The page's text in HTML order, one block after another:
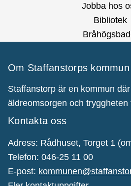
Jobba hos
Bibliotek
Om Staffanstorps kommun
Staffanstorp är en kommun
äldreomsorgen och tryggheten
Kontakta oss
Adress: Rådhuset, Torget 1
Telefon: 046-25 11 00
E-post: